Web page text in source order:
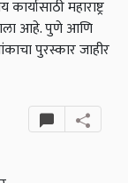
महाराष्ट्र
आहे. पुणे आणि
पुरस्कार जाहीर